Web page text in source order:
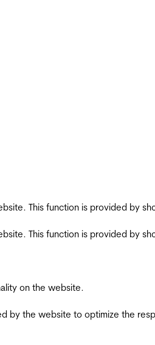
This function is provided by
This function is provided by
on the website.
by the website to optimize the